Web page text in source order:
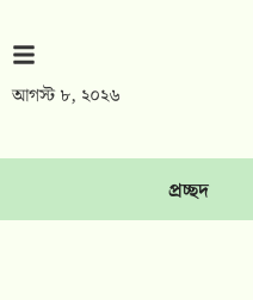
আগস্ট ৮, ২০২৬
প্রচ্ছদ